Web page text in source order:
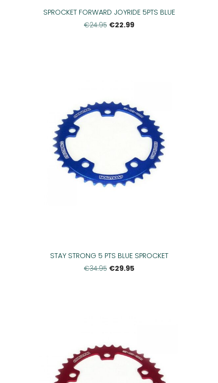
SPROCKET FORWARD JOYRIDE 5PTS BLUE
€24.95 €22.99
STAY STRONG 5 PTS BLUE SPROCKET
€34.95 €29.95